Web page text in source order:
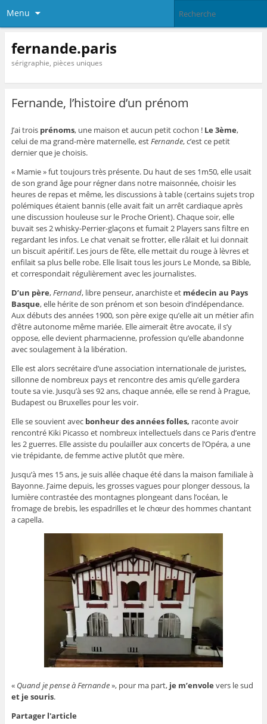
Menu
fernande.paris
sérigraphie, pièces uniques
Fernande, l’histoire d’un prénom
J’ai troisprénoms, une maison et aucun petit cochon ! Le 3ème,
celui de ma grand-mère maternelle, estFernande, c’est ce petit
dernier que je choisis.
« Mamie » fut toujours très présente. Du haut de ses 1m50, elle usait
de son grand âge pour régner dans notre maisonnée, choisir les
heures de repas et même, les discussions à table (certains sujets trop
polémiques étaient bannis (elle avait fait un arrêt cardiaque après
une discussion houleuse sur le Proche Orient). Chaque soir, elle
buvait ses 2 whisky-Perrier-glaçons et fumait 2 Players sans filtre en
regardant les infos. Le chat venait se frotter, elle râlait et lui donnait
un biscuit apéritif. Les jours de fête, elle mettait du rouge à lèvres et
enfilait sa plus belle robe. Elle lisait tous les jours Le Monde, sa Bible,
et correspondait régulièrement avec les journalistes.
D’un père,Fernand, libre penseur, anarchiste et médecin au Pays
Basque, elle hérite de son prénom et son besoin d’indépendance.
Aux débuts des années 1900, son père exige qu’elle ait un métier afin
d’être autonome même mariée. Elle aimerait être avocate, il s’y
oppose, elle devient pharmacienne, profession qu’elle abandonne
avec soulagement à la libération.
Elle est alors secrétaire d’une association internationale de juristes,
sillonne de nombreux pays et rencontre des amis qu’elle gardera
toute sa vie. Jusqu’à ses 92 ans, chaque année, elle se rend à Prague,
Budapest ou Bruxelles pour les voir.
Elle se souvient avec bonheur des années folles, raconte avoir
rencontré Kiki Picasso et nombreux intellectuels dans ce Paris d’entre
les 2 guerres. Elle assiste du poulailler aux concerts de l’Opéra, a une
vie trépidante, de femme active plutôt que mère.
Jusqu’à mes 15 ans, je suis allée chaque été dans la maison familiale à
Bayonne. J’aime depuis, les grosses vagues pour plonger dessous, la
lumière contrastée des montagnes plongeant dans l’océan, le
fromage de brebis, les espadrilles et le chœur des hommes chantant
a capella.
« Quand je pense à Fernande», pour ma part,je m’envole vers le sud
et je souris.
Partager l'article